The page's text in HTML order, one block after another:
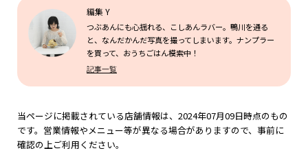
編集 Y
つぶあんにも心揺れる、こしあんラバー。鴨川を通る
と、なんだかんだ写真を撮ってしまいます。ナンプラー
を買って、おうちごはん模索中！
記事一覧
当ページに掲載されている店舗情報は、2024年07月09日時点のもの
です。営業情報やメニュー等が異なる場合がありますので、事前に
確認の上ご利用ください。